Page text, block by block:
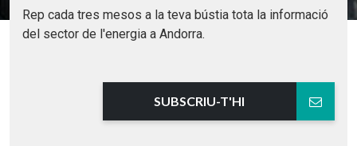
Rep cada tres mesos a la teva bústia tota la informació
del sector de l'energia a Andorra.
SUBSCRIU-T'HI